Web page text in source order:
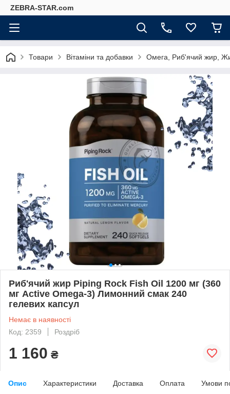
ZEBRA-STAR.com
Товари Вітаміни та добавки Омега, Риб'ячий жир,
Риб'ячий жир Piping Rock Fish Oil 1200 мг (360
мг Active Omega-3) Лимонний смак 240
гелевих капсул
Немає в наявності
Код: 2359
Роздріб
1 160 ₴
Опис Характеристики Доставка Оплата Умови